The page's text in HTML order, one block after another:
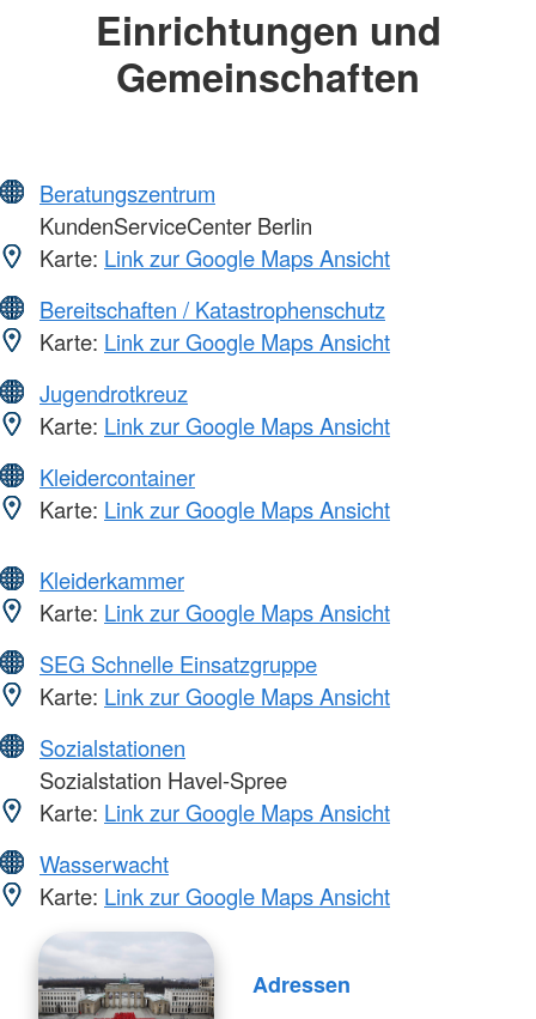
Einrichtungen und
Gemeinschaften
Beratungszentrum
KundenServiceCenter Berlin
Karte: Link zur Google Maps Ansicht
Bereitschaften / Katastrophenschutz
Karte: Link zur Google Maps Ansicht
Jugendrotkreuz
Karte: Link zur Google Maps Ansicht
Kleidercontainer
Karte: Link zur Google Maps Ansicht
Kleiderkammer
Karte: Link zur Google Maps Ansicht
SEG Schnelle Einsatzgruppe
Karte: Link zur Google Maps Ansicht
Sozialstationen
Sozialstation Havel-Spree
Karte: Link zur Google Maps Ansicht
Wasserwacht
Karte: Link zur Google Maps Ansicht
Adressen